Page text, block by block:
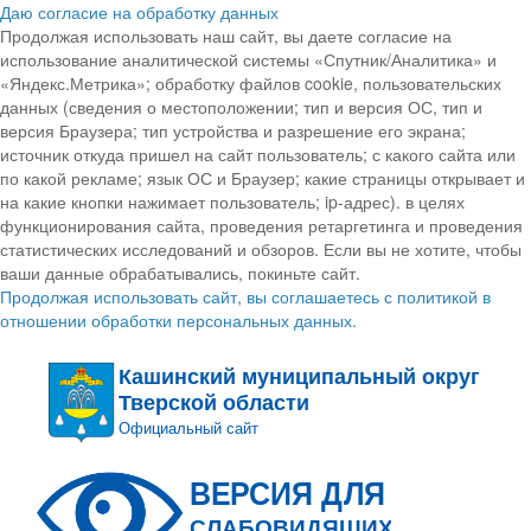
Даю согласие на обработку данных
Продолжая использовать наш сайт, вы даете согласие на
использование аналитической системы «Спутник/Аналитика» и
«Яндекс.Метрика»; обработку файлов cookie, пользовательских
данных (сведения о местоположении; тип и версия ОС, тип и
версия Браузера; тип устройства и разрешение его экрана;
источник откуда пришел на сайт пользователь; с какого сайта или
по какой рекламе; язык ОС и Браузер; какие страницы открывает и
на какие кнопки нажимает пользователь; ip-адрес). в целях
функционирования сайта, проведения ретаргетинга и проведения
статистических исследований и обзоров. Если вы не хотите, чтобы
ваши данные обрабатывались, покиньте сайт.
Продолжая использовать сайт, вы соглашаетесь с политикой в
отношении обработки персональных данных.